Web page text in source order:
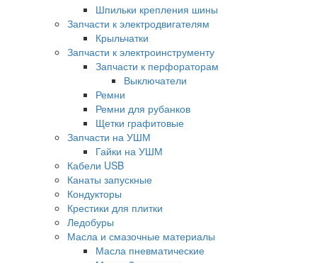
Шпильки крепления шины
Запчасти к электродвигателям
Крыльчатки
Запчасти к электроинструменту
Запчасти к перфораторам
Выключатели
Ремни
Ремни для рубанков
Щетки графитовые
Запчасти на УШМ
Гайки на УШМ
Кабели USB
Канаты запускные
Кондукторы
Крестики для плитки
Ледобуры
Масла и смазочные материалы
Масла пневматические